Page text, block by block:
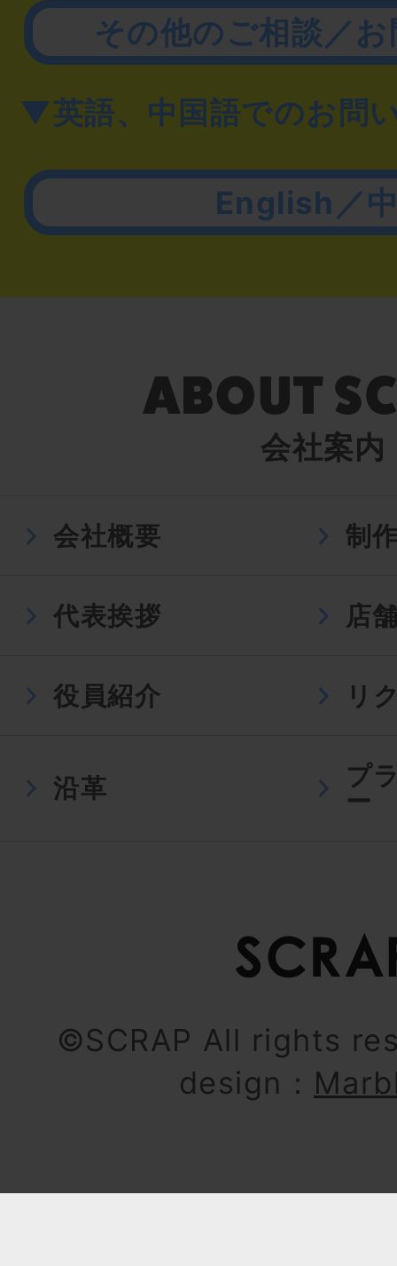
その他のご相談／
▼英語、中国語でのお問
English／
会社案内
会社概要 制
代表挨拶 店
役員紹介 リ
沿革
プ
ー
©SCRAP All rights
design：